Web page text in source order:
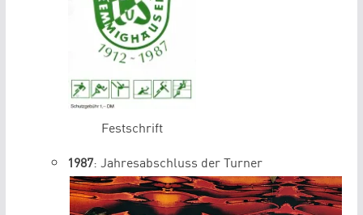
Festschrift
1987: Jahresabschluss der Turner